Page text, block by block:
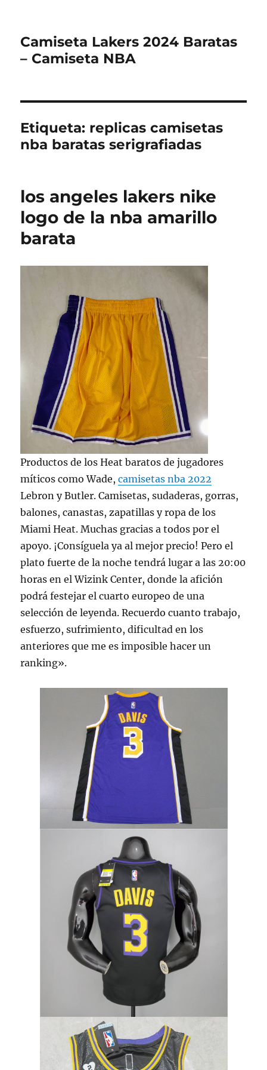
Camiseta Lakers 2024 Baratas
– Camiseta NBA
Etiqueta: replicas camisetas
nba baratas serigrafiadas
los angeles lakers nike
logo de la nba amarillo
barata
Productos de los Heat baratos de jugadores
míticos como Wade,camisetas nba 2022
Lebron y Butler. Camisetas, sudaderas, gorras,
balones, canastas, zapatillas y ropa de los
Miami Heat. Muchas gracias a todos por el
apoyo. ¡Consíguela ya al mejor precio! Pero el
plato fuerte de la noche tendrá lugar a las 20:00
horas en el Wizink Center, donde la afición
podrá festejar el cuarto europeo de una
selección de leyenda. Recuerdo cuanto trabajo,
esfuerzo, sufrimiento, dificultad en los
anteriores que me es imposible hacer un
ranking».